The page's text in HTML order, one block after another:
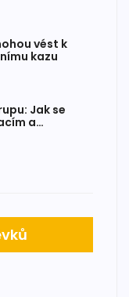
vést k
kazu
Jak se
a